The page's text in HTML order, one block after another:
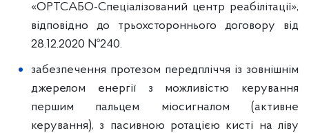
«ОРТСАБО-Спеціалізований центр реабілітації»,
відповідно до трьохстороннього договору від
28.12.2020 №240.
забезпечення протезом передпліччя із зовнішнім
джерелом енергії з можливістю керування
першим пальцем міосигналом (активне
керування), з пасивною ротацією кисті на ліву